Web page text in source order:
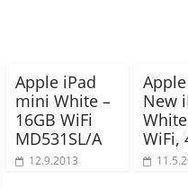
Apple iPad
mini White –
16GB WiFi
MD531SL/A
12.9.2013
New
WiFi,